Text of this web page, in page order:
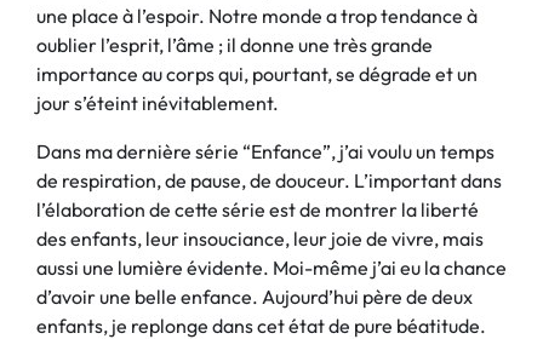
une place à l’espoir. Notre monde a trop tendance à
oublier l’esprit, l’âme ; il donne une très grande
importance au corps qui, pourtant, se dégrade et un
jour s’éteint inévitablement.
Dans ma dernière série “Enfance”, j’ai voulu un temps
de respiration, de pause, de douceur. L’important dans
l’élaboration de cette série est de montrer la liberté
des enfants, leur insouciance, leur joie de vivre, mais
aussi une lumière évidente. Moi-même j’ai eu la chance
d’avoir une belle enfance. Aujourd’hui père de deux
enfants, je replonge dans cet état de pure béatitude.